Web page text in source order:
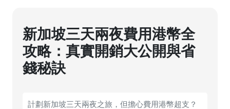
新加坡三天兩夜費用港幣全
攻略：真實開銷大公開與省
錢秘訣
計劃新加坡三天兩夜之旅，但擔心費用港幣超支？